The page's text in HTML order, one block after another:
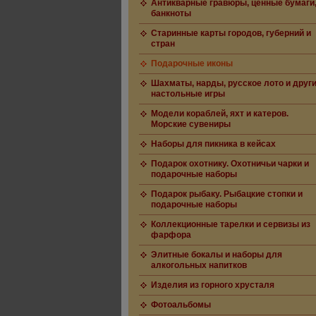
Антикварные гравюры, ценные бумаги,
банкноты
Старинные карты городов, губерний и
стран
Подарочные иконы
Шахматы, нарды, русское лото и
настольные игры
Модели кораблей, яхт и катеров.
Морские сувениры
Наборы для пикника в кейсах
Подарок охотнику. Охотничьи чарки и
подарочные наборы
Подарок рыбаку. Рыбацкие стопки и
подарочные наборы
Коллекционные тарелки и сервизы из
фарфора
Элитные бокалы и наборы для
алкогольных напитков
Изделия из горного хрусталя
Фотоальбомы